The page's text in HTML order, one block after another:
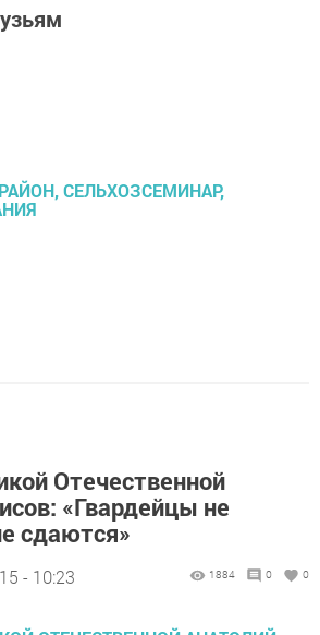
СЕЛЬХОЗСЕМИНАР,
Отечественной
«Гвардейцы не
сдаются»
- 10:23 1884 0 0